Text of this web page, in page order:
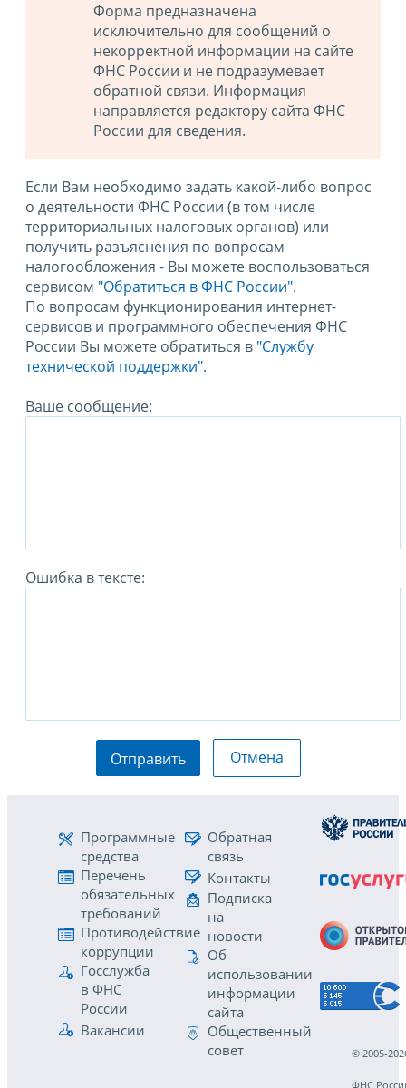
Форма предназначена
исключительно для сообщений о
некорректной информации на сайте
ФНС России и не подразумевает
обратной связи. Информация
направляется редактору сайта ФНС
России для сведения.
Если Вам необходимо задать какой-либо вопрос
о деятельности ФНС России (в том числе
территориальных налоговых органов) или
получить разъяснения по вопросам
налогообложения - Вы можете воспользоваться
сервисом "Обратиться в ФНС России".
По вопросам функционирования интернет-
сервисов и программного обеспечения ФНС
России Вы можете обратиться в "Службу
технической поддержки".
Ваше сообщение:
Ошибка в тексте:
Отправить Отмена
Программные
средства
Перечень
обязательных
требований
Противодействие
коррупции
Госслужба
в ФНС
России
Вакансии
Обратная
связь
Контакты
Подписка
на
новости
Об
использовании
информации
сайта
Общественный
совет
© 2005-
ФНС